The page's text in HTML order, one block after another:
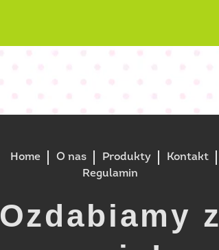
Home O nas Produkty
Kontakt
Regulamin
Ozdabiamy z